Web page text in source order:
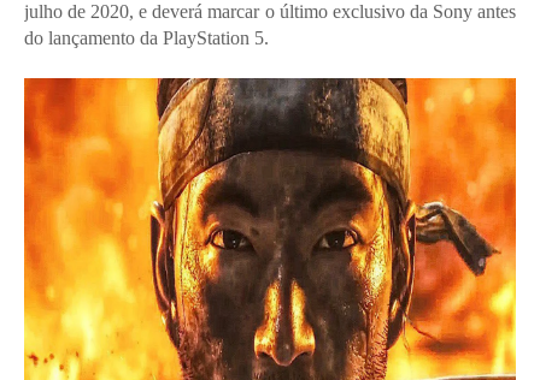
julho de 2020, e deverá marcar o último exclusivo da Sony antes
do lançamento da PlayStation 5.